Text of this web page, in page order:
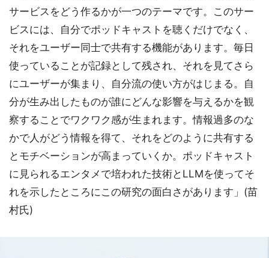
サービスをどう作るかが一つのテーマです。このサー
ビスには、自分でポッドキャストを聴くだけでなく、
それをユーザー同士で共有する機能があります。毎日
使っていることが記録として残され、それを見てさら
にユーザーが集まり、自分流の使い方がはじまる。自
分が生み出したものが誰にどんな影響を与えるかを観
察することでワクワク感が生まれます。情報過多のな
かで人がどう情報を得て、それをどのように共有する
とモチベーションが高まっていくか。ポッドキャスト
に見られるエンタメで培われた技術とLLMを使ってそ
れを示したところにこの研究の面白さがあります」(苗
村氏)